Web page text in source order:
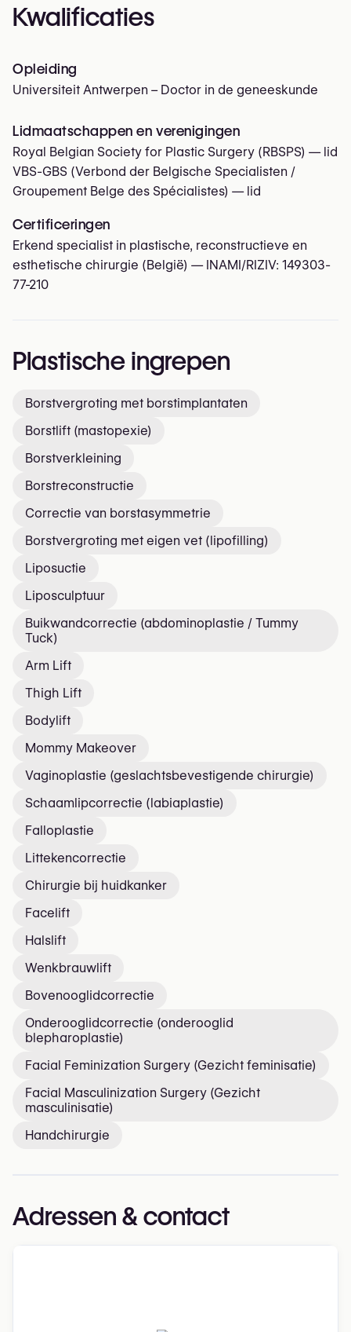
Kwalificaties
Opleiding
Universiteit Antwerpen – Doctor in de geneeskunde
Lidmaatschappen en verenigingen
Royal Belgian Society for Plastic Surgery (RBSPS) — lid
VBS-GBS (Verbond der Belgische Specialisten /
Groupement Belge des Spécialistes) — lid
Certificeringen
Erkend specialist in plastische, reconstructieve en
esthetische chirurgie (België) — INAMI/RIZIV: 149303-
77-210
Plastische ingrepen
Borstvergroting met borstimplantaten
Borstlift (mastopexie)
Borstverkleining
Borstreconstructie
Correctie van borstasymmetrie
Borstvergroting met eigen vet (lipofilling)
Liposuctie
Liposculptuur
Buikwandcorrectie (abdominoplastie / Tummy
Tuck)
Arm Lift
Thigh Lift
Bodylift
Mommy Makeover
Vaginoplastie (geslachtsbevestigende chirurgie)
Schaamlipcorrectie (labiaplastie)
Falloplastie
Littekencorrectie
Chirurgie bij huidkanker
Facelift
Halslift
Wenkbrauwlift
Bovenooglidcorrectie
Onderooglidcorrectie (onderooglid
blepharoplastie)
Facial Feminization Surgery (Gezicht feminisatie)
Facial Masculinization Surgery (Gezicht
masculinisatie)
Handchirurgie
Adressen & contact